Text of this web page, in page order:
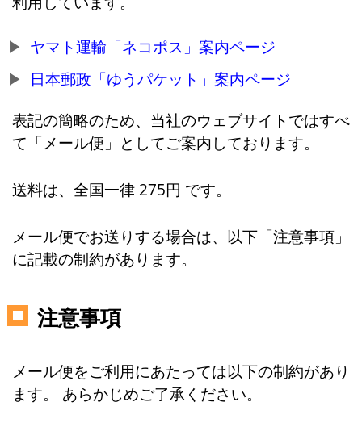
ヤマト運輸「ネコポス」案内ページ
日本郵政「ゆうパケット」案内ページ
表記の簡略のため、当社のウェブサイトではすべ
て「メール便」としてご案内しております。
送料は、全国一律 275円 です。
メール便でお送りする場合は、以下「注意事項」
に記載の制約があります。
注意事項
メール便をご利用にあたっては以下の制約があり
ます。 あらかじめご了承ください。